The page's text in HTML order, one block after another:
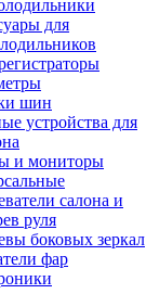
для
шин
устройства для
и мониторы
салона и
руля
боковых зеркал
фар